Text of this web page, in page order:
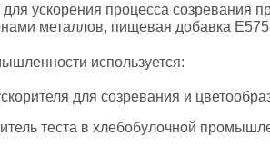
ускорения процесса созревания
металлов, пищевая добавка E575
используется:
для созревания и
теста в хлебобулочной